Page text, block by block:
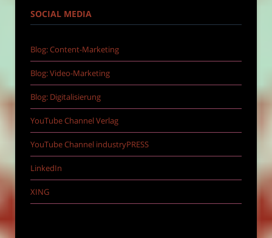
SOCIAL MEDIA
Blog: Content-Marketing
Blog: Video-Marketing
Blog: Digitalisierung
YouTube Channel Verlag
YouTube Channel industryPRESS
LinkedIn
XING